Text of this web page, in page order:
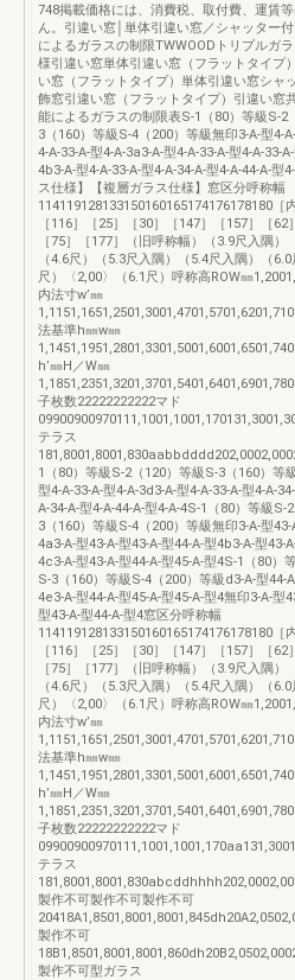
748掲載価格には、消費税、取付費、運賃
ん。引違い窓│単体引違い窓／シャッター
によるガラスの制限TWWOODトリプルガ
様引違い窓単体引違い窓（フラットタイプ
い窓（フラットタイプ）単体引違い窓シャ
飾窓引違い窓（フラットタイプ）引違い窓
能によるガラスの制限表S-1（80）等級S-2
3（160）等級S-4（200）等級無印3-A-型4-
4-A-33-A-型4-A-3a3-A-型4-A-33-A-型4-A-33-
4b3-A-型4-A-33-A-型4-A-34-A-型4-A-44-A-型
ス仕様】【複層ガラス仕様】窓区分呼称幅
114119128133150160165174176178180［
［116］［25］［30］［147］［157］［62
［75］［177］（旧呼称幅）（3.9尺入隅）
（4.6尺）（5.3尺入隅）（5.4尺入隅）（
尺）〈2,00〉（6.1尺）呼称高ROW㎜
内法寸w’㎜
法基準h㎜w㎜
h’㎜H／W㎜
子枚数22222222222マド
テラス
1（80）等級S-2（120）等級S-3（160）等
型4-A-33-A-型4-A-3d3-A-型4-A-33-A-型4-A-
A-34-A-型4-A-44-A-型4-A-4S-1（80）等級S-
3（160）等級S-4（200）等級無印3-A-型43-
4a3-A-型43-A-型43-A-型44-A-型4b3-A-型43-
4c3-A-型43-A-型44-A-型45-A-型4S-1（80）
S-3（160）等級S-4（200）等級d3-A-型44-
4e3-A-型44-A-型45-A-型45-A-型4無印3-A-型
型43-A-型44-A-型4窓区分呼称幅
114119128133150160165174176178180［
［116］［25］［30］［147］［157］［62
［75］［177］（旧呼称幅）（3.9尺入隅）
（4.6尺）（5.3尺入隅）（5.4尺入隅）（
尺）〈2,00〉（6.1尺）呼称高ROW㎜
内法寸w’㎜
法基準h㎜w㎜
h’㎜H／W㎜
子枚数22222222222マド
テラス
製作不可製作不可製作不可
製作不可
製作不可型ガラス